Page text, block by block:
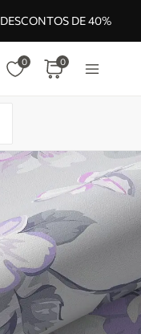
DESCONTOS DE 40%
0 0